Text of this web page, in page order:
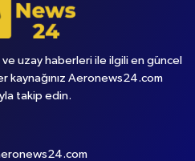
ve uzay haberleri ile ilgili en güncel
kaynağınız Aeronews24.com
takip edin.